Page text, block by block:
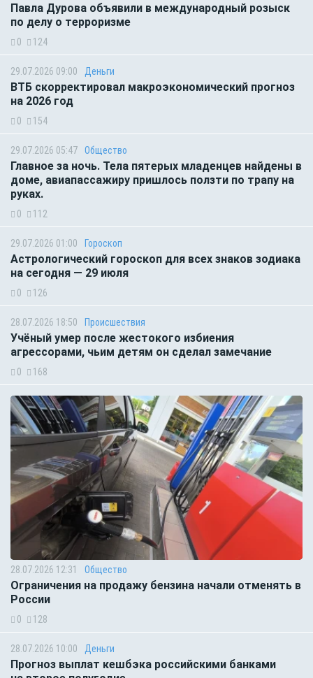
Павла Дурова объявили в международный розыск
по делу о терроризме
0 124
29.07.2026 09:00 Деньги
ВТБ скорректировал макроэкономический прогноз
на 2026 год
0 154
29.07.2026 05:47 Общество
Главное за ночь. Тела пятерых младенцев найдены в
доме, авиапассажиру пришлось ползти по трапу на
руках.
0 112
29.07.2026 01:00 Гороскоп
Астрологический гороскоп для всех знаков зодиака
на сегодня — 29 июля
0 126
28.07.2026 18:50 Происшествия
Учёный умер после жестокого избиения
агрессорами, чьим детям он сделал замечание
0 168
28.07.2026 12:31 Общество
Ограничения на продажу бензина начали отменять в
России
0 128
28.07.2026 10:00 Деньги
Прогноз выплат кешбэка российскими банками